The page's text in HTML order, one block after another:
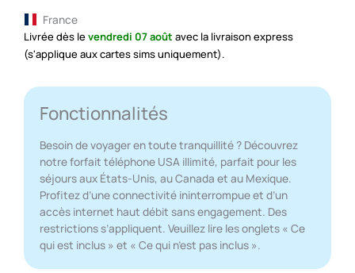
France
Livrée dès levendredi 07 août avec la livraison express
(s'applique aux cartes sims uniquement).
Fonctionnalités
Besoin de voyager en toute tranquillité ? Découvrez
notre forfait téléphone USA illimité, parfait pour les
séjours aux États-Unis, au Canada et au Mexique.
Profitez d’une connectivité ininterrompue et d’un
accès internet haut débit sans engagement. Des
restrictions s’appliquent. Veuillez lire les onglets « Ce
qui est inclus » et « Ce qui n’est pas inclus ».